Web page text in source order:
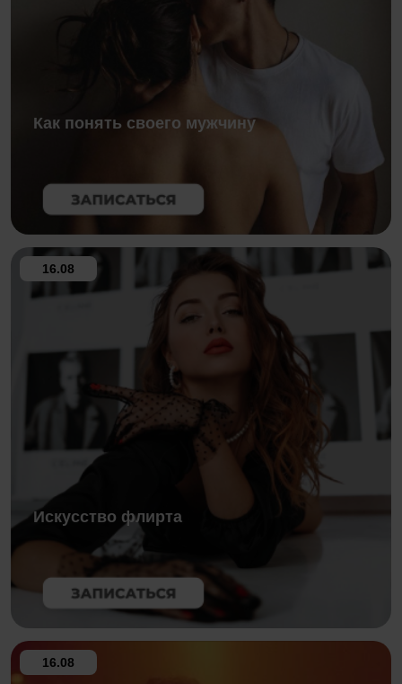
Как понять своего мужчину
Искусство флирта
16.08
16.08